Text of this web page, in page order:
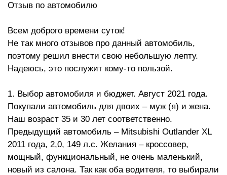
Салон
Ходовые качества
10
Отзыв по автомобилю
Всем доброго времени суток!
Не так много отзывов про данный автомобиль,
поэтому решил внести свою небольшую лепту.
Надеюсь, это послужит кому-то пользой.
1. Выбор автомобиля и бюджет. Август 2021 года.
Покупали автомобиль для двоих – муж (я) и жена.
Наш возраст 35 и 30 лет соответственно.
Предыдущий автомобиль – Mitsubishi Outlander XL
2011 года, 2,0, 149 л.с. Желания – кроссовер,
мощный, функциональный, не очень маленький,
новый из салона. Так как оба водителя, то выбирали